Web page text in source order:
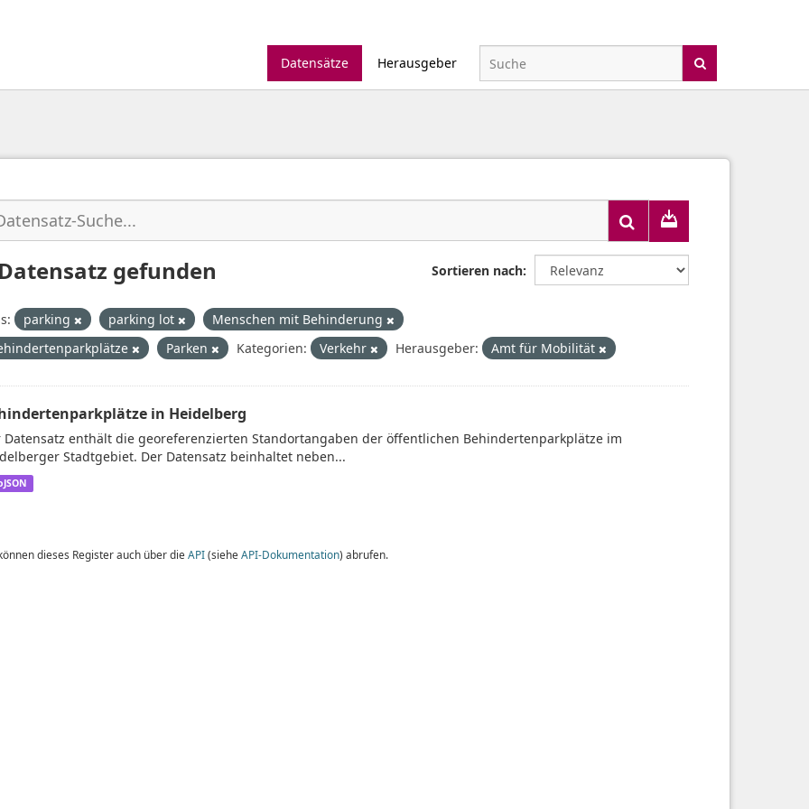
Datensätze
Herausgeber
Sortieren nach
gefunden
parking parking lot
Menschen mit Behinderung
Parken Kategorien: Verkehr Herausgeber: Amt für Mobilität
in Heidelberg
Datensatz enthält die georeferenzierten Standortangaben der öffentlichen Behindertenparkplätze im
Stadtgebiet. Der Datensatz beinhaltet neben...
dieses Register auch über die API(siehe API-Dokumentation) abrufen.